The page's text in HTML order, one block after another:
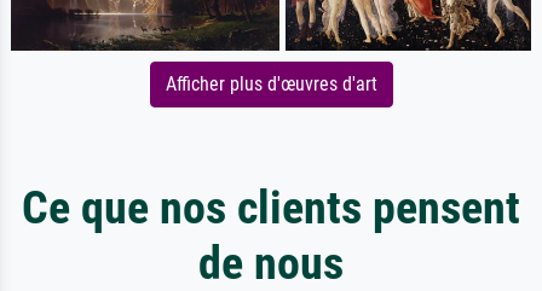
Afficher plus d'œuvres d'art
Ce que nos clients pensent
de nous